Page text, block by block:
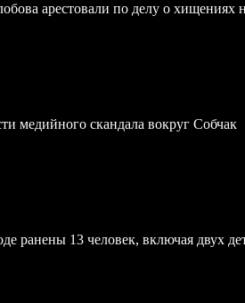
арестовали по делу о хищениях
медийного скандала вокруг Собчак
ранены 13 человек, включая двух